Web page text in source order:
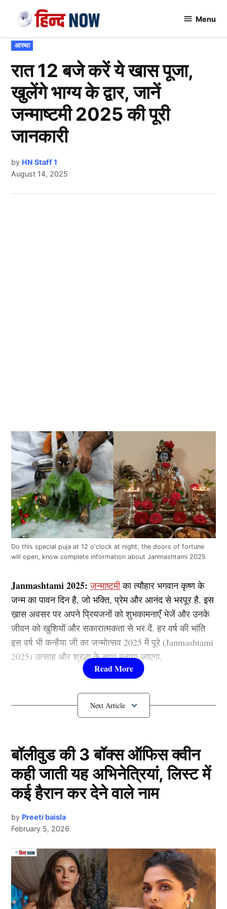
content
Menu
POSTED
IN
आस्था
रात 12 बजे करें ये खास पूजा,
खुलेंगे भाग्य के द्वार, जानें
जन्माष्टमी 2025 की पूरी
जानकारी
by HN Staff 1
August 14, 2025
Do this special puja at 12 o'clock at night, the doors of fortune
will open, know complete information about Janmashtami 2025
Janmashtami 2025: जन्माष्टमीका त्यौहार भगवान कृष्ण के
जन्म का पावन दिन है, जो भक्ति, प्रेम और आनंद से भरपूर है. इस
ख़ास अवसर पर अपने प्रियजनों को शुभकामनाएँ भेजें और उनके
जीवन को खुशियों और सकारात्मकता से भर दें. हर वर्ष की भांति
इस वर्ष भी कन्हैया जी का जन्मोत्सव 2025 में पूरे (Janmashtami
2025) उत्साह और श्रद्धा के साथ मनाया जाएगा.
जाएगा. इस बीच, आइए आगे जानते हैं जन्माष्टमी पर पूजा के नियम
श्रीकृष्ण Janmashtami तिथि
Krishna Janmashtami 2025
Next Article
बॉलीवुड की 3 बॉक्स ऑफिस क्वीन
कही जाती यह अभिनेत्रियां, लिस्ट में
कई हैरान कर देने वाले नाम
by Preeti baisla
February 5, 2026